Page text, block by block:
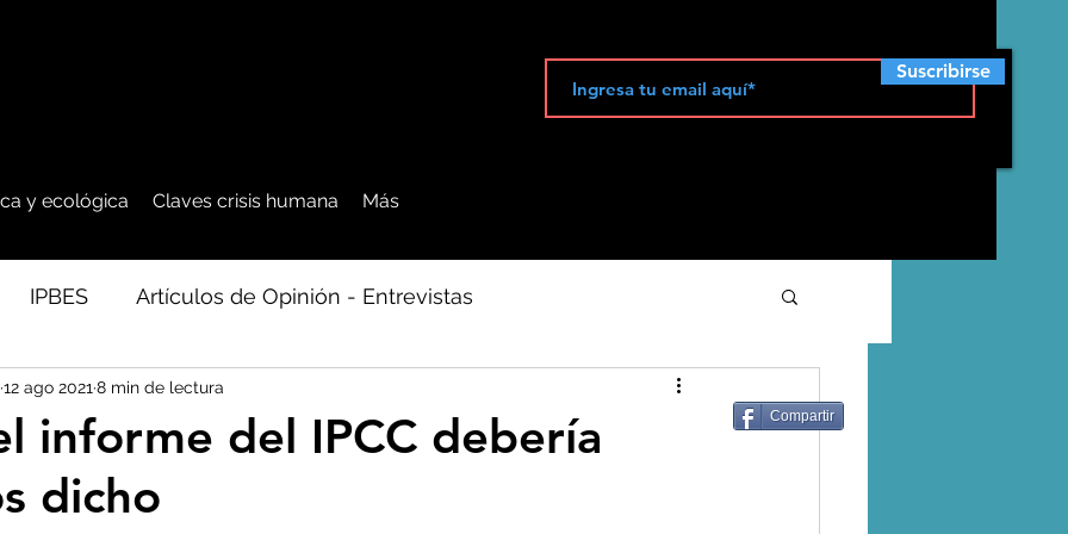
Suscribirse
y ecológica Claves crisis humana Más
IPBES Artículos de Opinión - Entrevistas
Seguridad Alimentaria-Agua-Dieta
- Bosq
informe del IPCC debería
dicho
12 ago 2021 8 min de lectura
Compartir